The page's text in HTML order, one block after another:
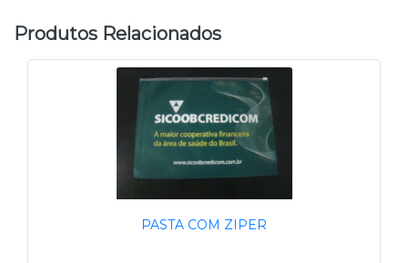
Produtos Relacionados
PASTA COM ZIPER